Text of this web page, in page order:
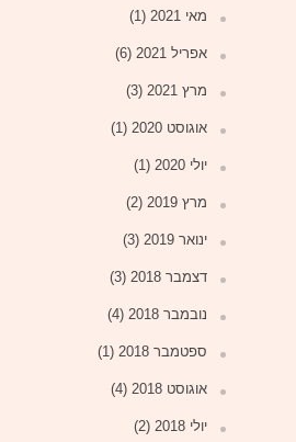
מאי 2021 (1)
אפריל 2021 (6)
מרץ 2021 (3)
אוגוסט 2020 (1)
יולי 2020 (1)
מרץ 2019 (2)
ינואר 2019 (3)
דצמבר 2018 (3)
נובמבר 2018 (4)
ספטמבר 2018 (1)
אוגוסט 2018 (4)
יולי 2018 (2)